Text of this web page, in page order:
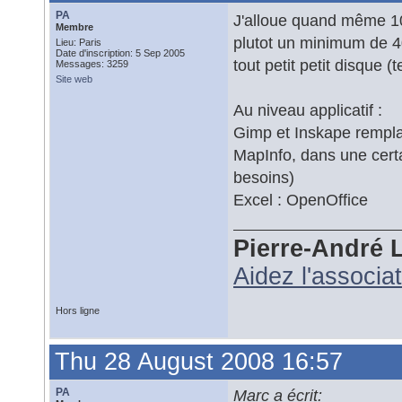
PA
Membre
Lieu: Paris
Date d'inscription: 5 Sep 2005
Messages: 3259
Site web
J'alloue quand même
plutot un minimum de
tout petit petit disque
Au niveau applicatif :
Gimp et Inskape
MapInfo, dans une
besoins)
Excel : OpenOffice
Pierre-André
Aidez
Hors ligne
Thu 28 August 2008 16:57
PA Marc a écrit: